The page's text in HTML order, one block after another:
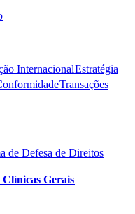
Internacional​​Estratégia
Transações
de Defesa de Direitos​​
Gerais​​